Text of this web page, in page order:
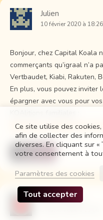
Julien
10 février 2020 à 18:26
Bonjour, chez Capital Koala
commerçants qu’igraal n’a
Vertbaudet, Kiabi, Rakuten,
En plus, vous pouvez inviter
épargner avec vous pour
http://
Répondre ↓
00CashBack
Ce site utilise des
afin de collecter des
diverses. En cliquant sur
votre consentement à
Paramètres des cookies
Tout accepter